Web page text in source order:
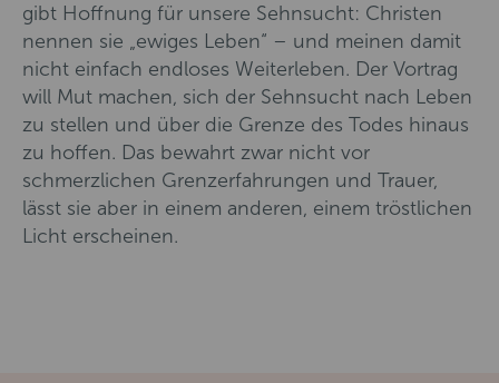
gibt Hoffnung für unsere Sehnsucht: Christen
nennen sie „ewiges Leben“ – und meinen damit
nicht einfach endloses Weiterleben. Der Vortrag
will Mut machen, sich der Sehnsucht nach Leben
zu stellen und über die Grenze des Todes hinaus
zu hoffen. Das bewahrt zwar nicht vor
schmerzlichen Grenzerfahrungen und Trauer,
lässt sie aber in einem anderen, einem tröstlichen
Licht erscheinen.